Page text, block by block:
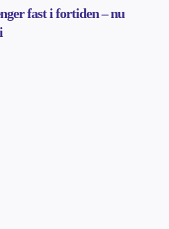
fast i fortiden – nu